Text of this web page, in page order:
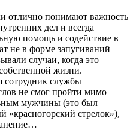
отлично понимают важность
дел и всегда
помощь и содействие в
не в форме запугиваний
случаи, когда это
жизни.
сотрудник службы
не смог пройти мимо
мужчины (это был
«красногорский стрелок»),